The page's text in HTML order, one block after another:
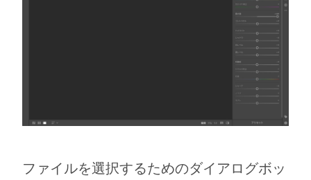
ファイルを選択するためのダイアログボッ